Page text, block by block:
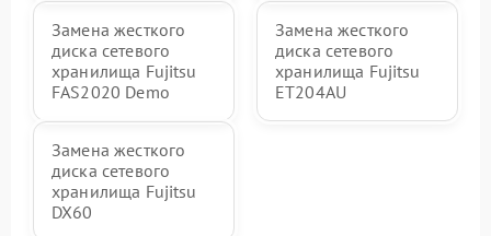
Замена жесткого
диска сетевого
хранилища Fujitsu
FAS2020 Demo
Замена жесткого
диска сетевого
хранилища Fujitsu
ET204AU
Замена жесткого
диска сетевого
хранилища Fujitsu
DX60